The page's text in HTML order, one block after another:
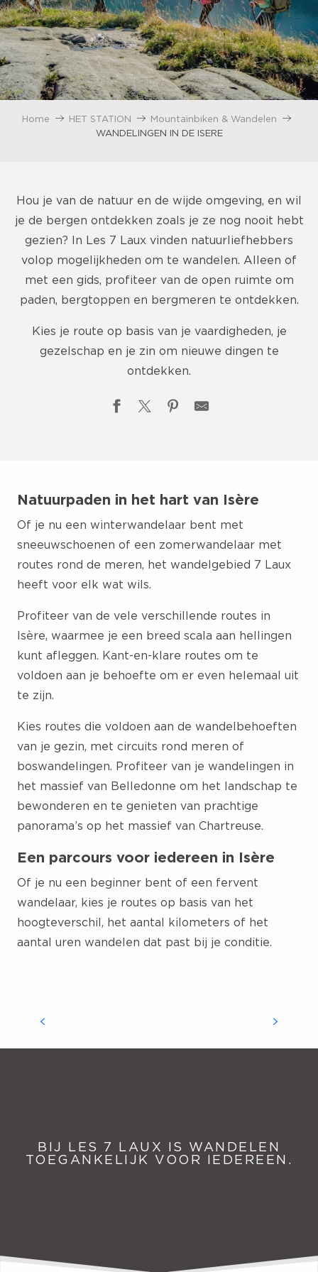
Home HET STATION
Mountainbiken & Wandelen
WANDELINGEN IN DE ISERE
Hou je van de natuur en de wijde omgeving, en wil
je de bergen ontdekken zoals je ze nog nooit hebt
gezien? In Les 7 Laux vinden natuurliefhebbers
volop mogelijkheden om te wandelen . Alleen of
met een gids, profiteer van de open ruimte om
paden, bergtoppen en bergmeren te ontdekken.
Kies je route op basis van je vaardigheden, je
gezelschap en je zin om nieuwe dingen te
ontdekken.
Natuurpaden in het hart van Isère
Of je nu een winterwandelaar bent met
sneeuwschoenen of een zomerwandelaar met
routes rond de meren, het wandelgebied 7 Laux
heeft voor elk wat wils.
Profiteer van de vele verschillende routes in
Isère, waarmee je een breed scala aan hellingen
kunt afleggen. Kant-en-klare routes om te
voldoen aan je behoefte om er even helemaal uit
te zijn.
Kies routes die voldoen aan de wandelbehoeften
van je gezin, met circuits rond meren of
boswandelingen. Profiteer van je wandelingen in
het massief van Belledonne om het landschap te
bewonderen en te genieten van prachtige
panorama’s op het massief van Chartreuse.
Een parcours voor iedereen in Isère
Of je nu een beginner bent of een fervent
wandelaar, kies je routes op basis van het
hoogteverschil, het aantal kilometers of het
aantal uren wandelen dat past bij je conditie.
aan wandelpaden om de flora en fauna van de Alpen
op pad om alle schatten van...
BIJ LES 7 LAUX IS WANDELEN
TOEGANKELIJK VOOR IEDEREEN.